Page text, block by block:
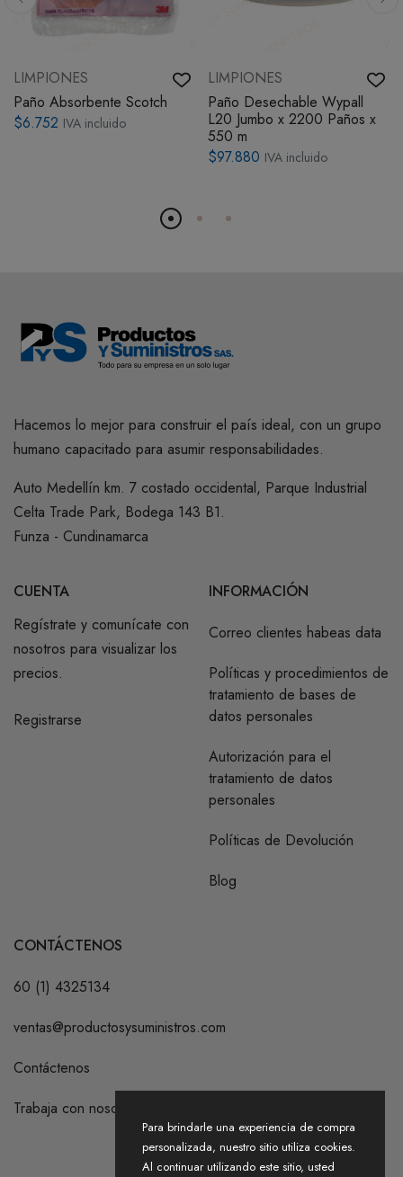
LIMPIONES
Paño Absorbente Scotch
$6.752 IVA incluido
LIMPIONES
Paño Desechable Wypall
L20 Jumbo x 2200 Paños x
550 m
$97.880 IVA incluido
Hacemos lo mejor para construir el país ideal, con un grupo
humano capacitado para asumir responsabilidades.
Auto Medellín km. 7 costado occidental, Parque Industrial
Celta Trade Park, Bodega 143 B1.
Funza - Cundinamarca
CUENTA
Regístrate y comunícate con
nosotros para visualizar los
precios.
Registrarse
INFORMACIÓN
Correo clientes habeas data
Políticas y procedimientos de
tratamiento de bases de
datos personales
Autorización para el
tratamiento de datos
personales
Políticas de Devolución
Blog
CONTÁCTENOS
60 (1) 4325134
ventas@productosysuministros.com
Contáctenos
Trabaja con nosotros
Para brindarle una experiencia de compra
personalizada, nuestro sitio utiliza cookies.
Al continuar utilizando este sitio, usted